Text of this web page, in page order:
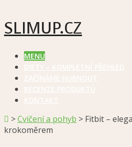
SLIMUP.CZ
MENU
>Cvičení a pohyb > Fitbit –
krokoměrem